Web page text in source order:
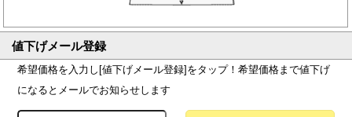
値下げメール登録
希望価格を入力し[値下げメール登録]をタップ！希望価格まで値下げ
になるとメールでお知らせします